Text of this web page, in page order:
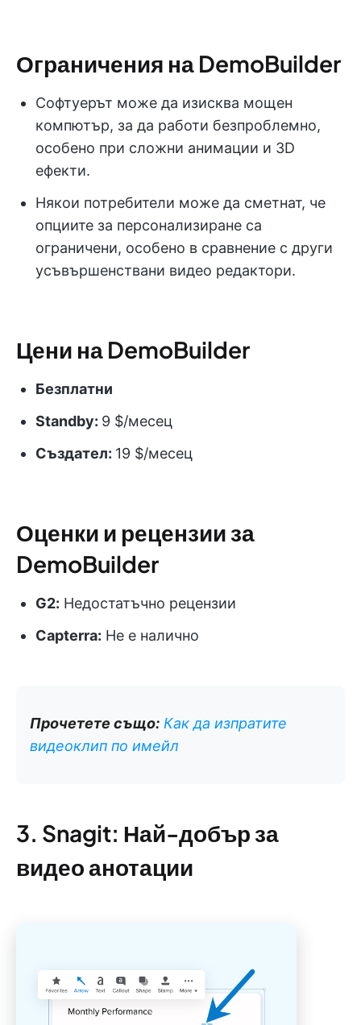
Ограничения на DemoBuilder
Софтуерът може да изисква мощен
компютър, за да работи безпроблемно,
особено при сложни анимации и 3D
ефекти.
Някои потребители може да сметнат, че
опциите за персонализиране са
ограничени, особено в сравнение с други
усъвършенствани видео редактори.
Цени на DemoBuilder
Безплатни
Standby: 9 $/месец
Създател: 19 $/месец
Оценки и рецензии за
DemoBuilder
G2: Недостатъчно рецензии
Capterra: Не е налично
Прочетете също: Как да изпратите
видеоклип по имейл
3. Snagit: Най-добър за
видео анотации